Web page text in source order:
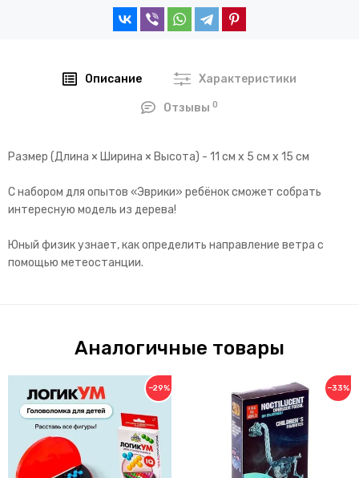
Описание Характеристики
Отзывы0
Размер (Длина × Ширина × Высота) - 11 см х 5 см х 15 см
С набором для опытов «Эврики» ребёнок сможет собрать
интересную модель из дерева!
Юный физик узнает, как определить направление ветра с
помощью метеостанции.
Аналогичные товары
−29% −33%